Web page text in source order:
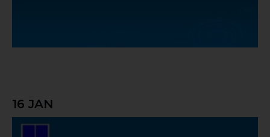
16 JAN